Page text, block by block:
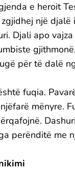
e heroit
një
Djali apo
për të dalë
fuqia.
mënyre.
perënditë me